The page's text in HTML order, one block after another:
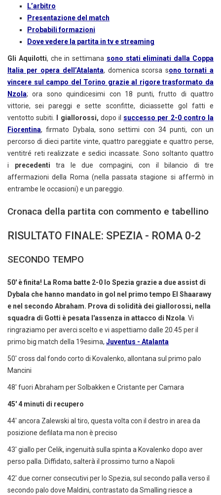
L’arbitro
Presentazione del match
Probabili formazioni
Dove vedere la partita in tv e streaming
Gli Aquilotti, che in settimana sono stati eliminati dalla Coppa
Italia per opera dell’Atalanta, domenica scorsa sono tornati a
vincere sul campo del Torino grazie al rigore trasformato da
Nzola; ora sono quindicesimi con 18 punti, frutto di quattro
vittorie, sei pareggi e sette sconfitte, diciassette gol fatti e
ventotto subiti.
I giallorossi, dopo il successo per 2-0 contro la
Fiorentina, firmato Dybala, sono settimi con 34 punti, con un
percorso di dieci partite vinte, quattro pareggiate e quattro perse,
ventitré reti realizzate e sedici incassate. Sono soltanto quattro
i precedenti tra le due compagini, con il bilancio di tre
affermazioni della Roma (nella passata stagione si affermò in
entrambe le occasioni) e un pareggio.
Cronaca della partita con commento e tabellino
RISULTATO FINALE: SPEZIA - ROMA 0-2
SECONDO TEMPO
50' è finita! La Roma batte 2-0 lo Spezia grazie a due assist di
Dybala che hanno mandato in gol nel primo tempo El Shaarawy
e nel secondo Abraham. Prova di solidità dei giallorossi, nella
squadra di Gotti è pesata l'assenza in attacco di Nzola. Vi
ringraziamo per averci scelto e vi aspettiamo dalle 20.45 per il
primo big match della 19esima, Juventus - Atalanta
50' cross dal fondo corto di Kovalenko, allontana sul primo palo
Mancini
48' fuori Abraham per Solbakken e Cristante per Camara
45' 4 minuti di recupero
44' ancora Zalewski al tiro, questa volta con il destro in area da
posizione defilata ma non è preciso
43' giallo per Celik, ingenuità sulla spinta a Kovalenko dopo aver
perso palla. Diffidato, salterà il prossimo turno a Napoli
42' due corner consecutivi per lo Spezia, sul secondo palla verso il
secondo palo dove Maldini, contrastato da Smalling riesce a